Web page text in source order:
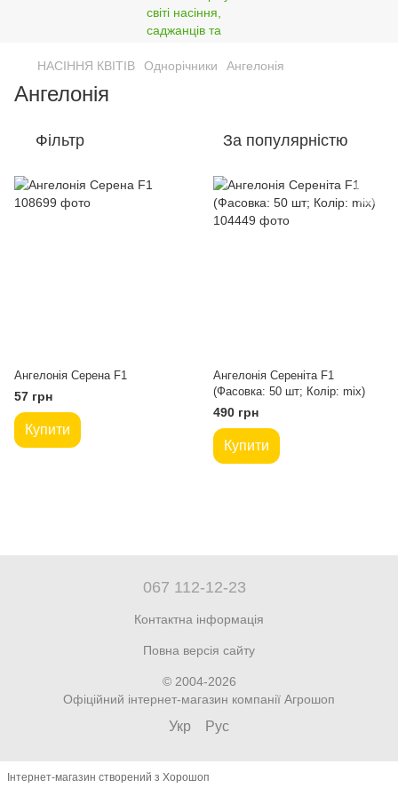
НАСІННЯ КВІТІВ Однорічники Ангелонія
Ангелонія
Фільтр За популярністю
Ангелонія Серена F1
57 грн
Купити
Ангелонія Сереніта F1
(Фасовка: 50 шт; Колір: mix)
490 грн
Купити
067 112-12-23
Контактна інформація
Повна версія сайту
© 2004-2026
Офіційний інтернет-магазин компанії Агрошоп
Укр Рус
Інтернет-магазин створений з Хорошоп